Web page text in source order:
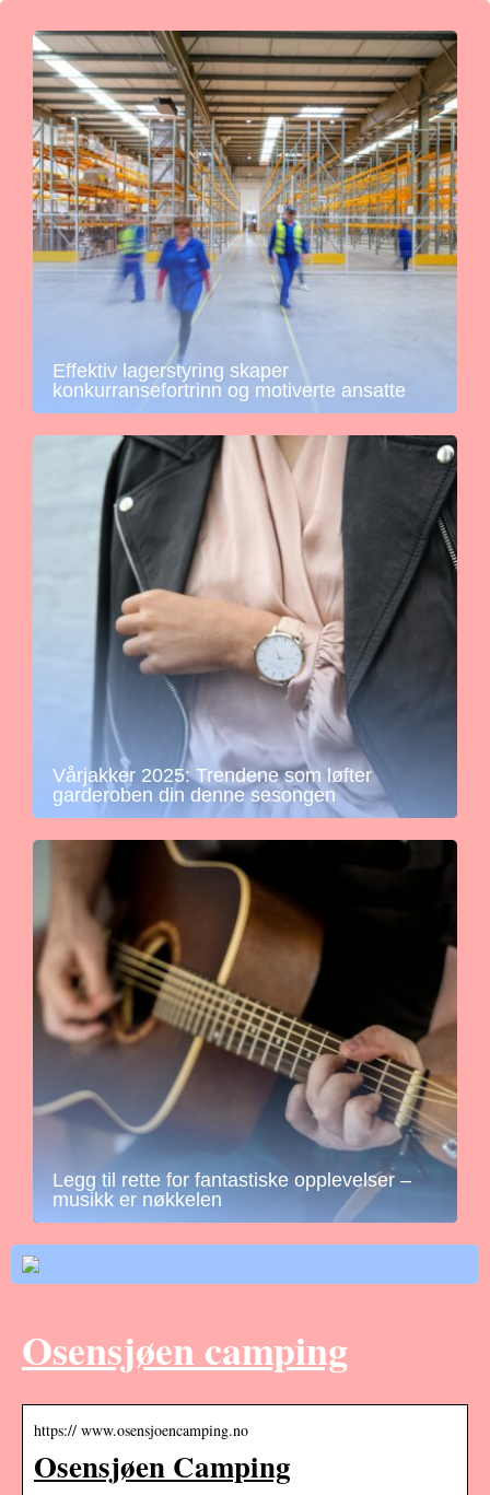
Effektiv lagerstyring skaper
konkurransefortrinn og motiverte ansatte
Vårjakker 2025: Trendene som løfter
garderoben din denne sesongen
Legg til rette for fantastiske opplevelser –
musikk er nøkkelen
Osensjøen camping
https:// www.osensjoencamping.no
Osensjøen Camping